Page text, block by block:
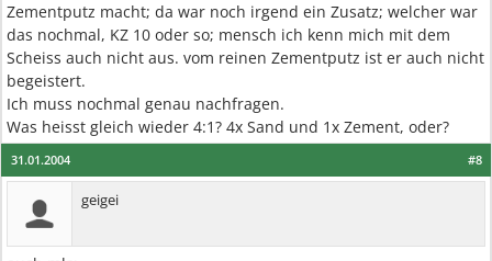
Zementputz macht; da war noch irgend ein Zusatz; welcher war
das nochmal, KZ 10 oder so; mensch ich kenn mich mit dem
Scheiss auch nicht aus. vom reinen Zementputz ist er auch nicht
begeistert.
Ich muss nochmal genau nachfragen.
Was heisst gleich wieder 4:1? 4x Sand und 1x Zement, oder?
#8
31.01.2004
geigei